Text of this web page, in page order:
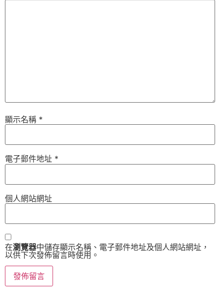
顯示名稱 *
電子郵件地址 *
個人網站網址
在瀏覽器中儲存顯示名稱、電子郵件地址及個人網站網址，
以供下次發佈留言時使用。